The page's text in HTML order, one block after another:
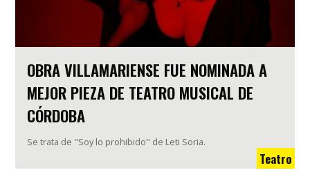
OBRA VILLAMARIENSE FUE NOMINADA A
MEJOR PIEZA DE TEATRO MUSICAL DE
CÓRDOBA
Se trata de "Soy lo prohibido" de Leti Soria.
Teatro